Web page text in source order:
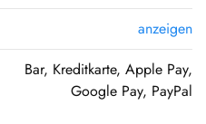
anzeigen
Bar, Kreditkarte, Apple Pay,
Google Pay, PayPal